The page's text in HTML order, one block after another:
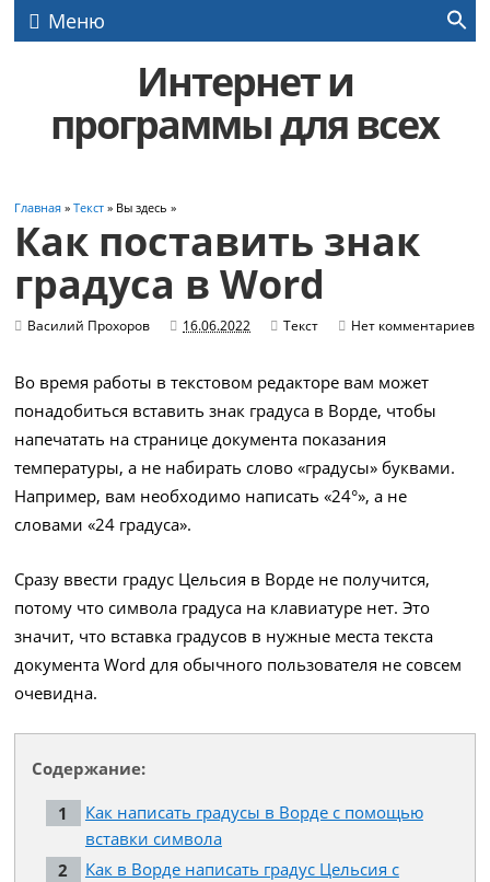
Меню
Интернет и
программы для всех
Главная »Текст » Вы здесь »
Как поставить знак
градуса в Word
Василий Прохоров 16.06.2022 Текст Нет комментариев
Во время работы в текстовом редакторе вам может
понадобиться вставить знак градуса в Ворде, чтобы
напечатать на странице документа показания
температуры, а не набирать слово «градусы» буквами.
Например, вам необходимо написать «24°», а не
словами «24 градуса».
Сразу ввести градус Цельсия в Ворде не получится,
потому что символа градуса на клавиатуре нет. Это
значит, что вставка градусов в нужные места текста
документа Word для обычного пользователя не совсем
очевидна.
Содержание:
Как написать градусы в Ворде с помощью
вставки символа
Как в Ворде написать градус Цельсия с